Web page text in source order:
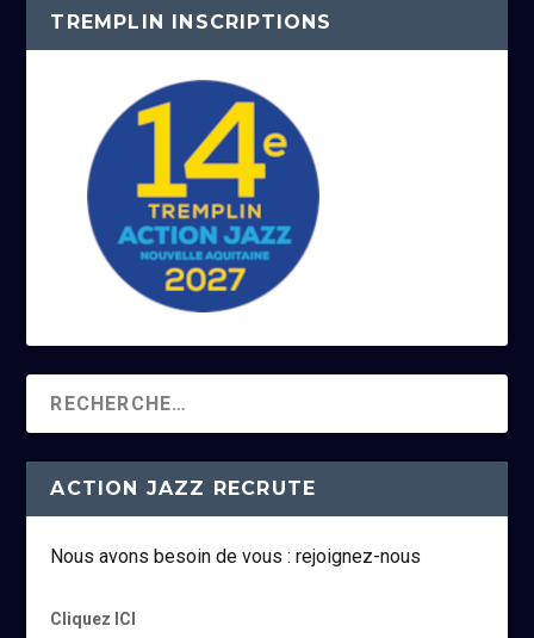
TREMPLIN INSCRIPTIONS
ACTION JAZZ RECRUTE
Nous avons besoin de vous : rejoignez-nous
Cliquez ICI